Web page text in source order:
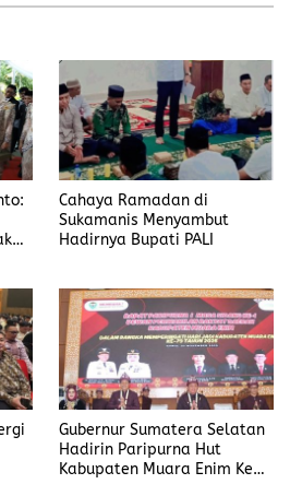
Cahaya Ramadan di
Sukamanis Menyambut
Hadirnya Bupati PALI
Gubernur Sumatera Selatan
Hadirin Paripurna Hut
Kabupaten Muara Enim Ke